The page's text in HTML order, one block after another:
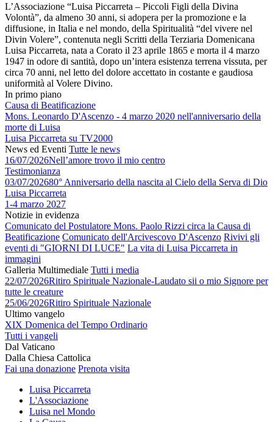
L’Associazione “Luisa Piccarreta – Piccoli Figli della Divina
Volontà”, da almeno 30 anni, si adopera per la promozione e la
diffusione, in Italia e nel mondo, della Spiritualità “del vivere nel
Divin Volere”, contenuta negli Scritti della Terziaria Domenicana
Luisa Piccarreta, nata a Corato il 23 aprile 1865 e morta il 4 marzo
1947 in odore di santità, dopo un’intera esistenza terrena vissuta, per
circa 70 anni, nel letto del dolore accettato in costante e gaudiosa
uniformità al Volere Divino.
In primo piano
Causa di Beatificazione
Mons. Leonardo D'Ascenzo - 4 marzo 2020 nell'anniversario della
morte di Luisa
Luisa Piccarreta su TV2000
News ed Eventi Tutte le news
16/07/2026Nell’amore trovo il mio centro
Testimonianza
03/07/202680° Anniversario della nascita al Cielo della Serva di Dio
Luisa Piccarreta
1-4 marzo 2027
Notizie in evidenza
Comunicato del Postulatore Mons. Paolo Rizzi circa la Causa di
Beatificazione Comunicato dell'Arcivescovo D'Ascenzo Rivivi gli
eventi di "GIORNI DI LUCE" La vita di Luisa Piccarreta in
immagini
Galleria Multimediale Tutti i media
22/07/2026Ritiro Spirituale Nazionale-Laudato sii o mio Signore per
tutte le creature
25/06/2026Ritiro Spirituale Nazionale
Ultimo vangelo
XIX Domenica del Tempo Ordinario
Tutti i vangeli
Dal Vaticano
Dalla Chiesa Cattolica
Fai una donazione Prenota visita
Luisa Piccarreta
L'Associazione
Luisa nel Mondo